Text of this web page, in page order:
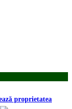
proprietatea